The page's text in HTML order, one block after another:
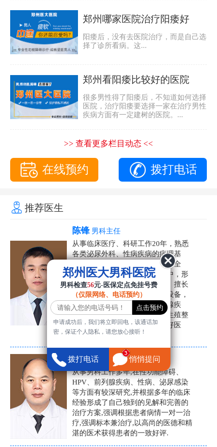
郑州哪家医院治疗阳痿好
阳痿后，没有去医院治疗，而是自己选
择了诊所看病。这...
郑州看阳痿比较好的医院
很多男性得了阳痿后，不知道如何选择
医院，治疗阳痿要选择一家在治疗男性
疾病方面有一定建树的医院。...
>> 查看更多栏目动态 <<
在线预约 拨打电话
推荐医生
陈锋 男科主任
从事临床医疗、科研工作20年，熟悉
各类泌尿外科、性病疾病的病理基
础，诊断治疗和临床操作，技术全
面。在男科疾病的诊断和诊疗中，形
成了一套独具特色的诊疗方案。擅长
运用国内外先进的医学技术和设备，
科学诊疗各类阳痿早泄、前列腺疾
病、射精障碍、性病、HPV、生殖整
形等疾病，是患者非常信赖的好医
生。
张营富
男科主任
从事男科工作多年,在性功能障碍、
HPV、前列腺疾病、性病、泌尿感染
等方面有较深研究,并根据多年的临床
经验形成了自己独到的见解和完善的
治疗方案,强调根据患者病情一对一治
疗,强调标本兼治疗,以高尚的医德和精
湛的医术获得患者的一致好评.
郑州医大男科医院
男科检查56元-医保定点免挂号费
（仅限网络、电话预约）
申请成功后，我们将立即回电，该通话加
密，保证个人隐私，请您放心接听！
拨打电话 悄悄提问